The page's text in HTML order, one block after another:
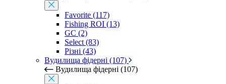
Favorite (117)
Fishing ROI (13)
GC (2)
Select (83)
Різні (43)
Вудилища фідерні (107)
Вудилища фідерні (107)